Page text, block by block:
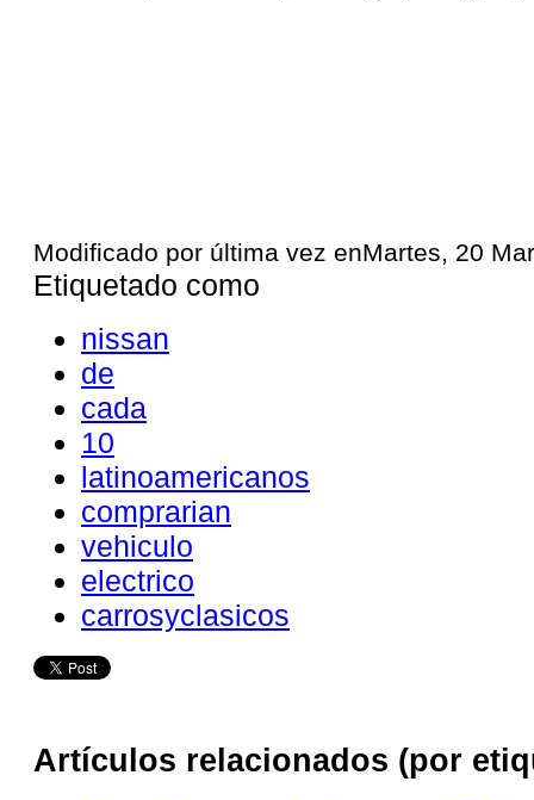
Modificado por última vez enMartes, 20
Etiquetado como
nissan
de
cada
10
latinoamericanos
comprarian
vehiculo
electrico
carrosyclasicos
Artículos relacionados (por